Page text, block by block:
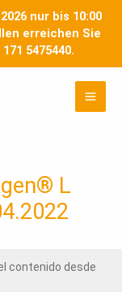
nur bis 10:00
erreichen Sie
5475440.
L
contenido desde